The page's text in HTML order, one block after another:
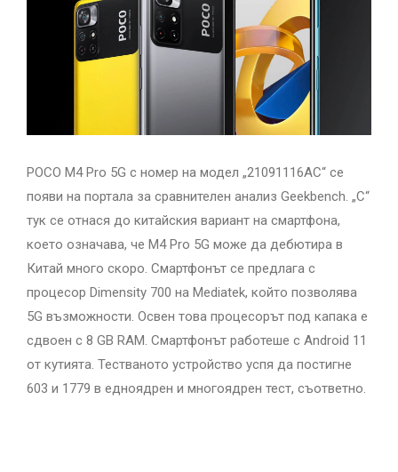
POCO M4 Pro 5G с номер на модел „21091116AC“ се
появи на портала за сравнителен анализ Geekbench. „C“
тук се отнася до китайския вариант на смартфона,
което означава, че M4 Pro 5G може да дебютира в
Китай много скоро. Смартфонът се предлага с
процесор Dimensity 700 на Mediatek, който позволява
5G възможности. Освен това процесорът под капака е
сдвоен с 8 GB RAM. Смартфонът работеше с Android 11
от кутията. Тестваното устройство успя да постигне
603 и 1779 в едноядрен и многоядрен тест, съответно.